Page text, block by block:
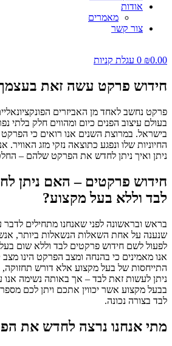
אודות
מאמרים
צור קשר
₪0.00
0 עגלת קניות
חידוש פרקט עשה זאת
פרקט נחשב לאחד מן האביזרים
בעולם עיצוב הפנים כיום ומהווים חלק בלתי
בישראל. במרוצת השנים אנו רואים כי
החיוניות שלו ונפגע כתוצאה נזקי מזג
ניתן ואיך ניתן לחדש את הפרקט שלהם –
חידוש פרקטים – האם ניתן
לבד וללא בעל מקצוע?
בראש ובראשונה לפני שאנחנו מתחילים לדבר
שנענה על אחת השאלות הנשאלות ביותר,
לפעול לשם חידוש פרקטים לבד וללא שום
אנו מאמינים כי בהנחה ומצב הפרקט הינו
התייחסות של בעל מקצוע אלא דורש תחזוקה,
ניתן לעשות זאת לבד – אך באותה נשימה אנו
בבעל מקצוע אשר יכווין אתכם ויתן לכם
לבד בצורה נכונה.
מתי אנחנו נרצה לחדש את